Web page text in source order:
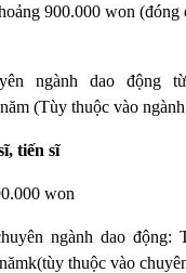
900.000 won (đóng
ngành dao động
(Tùy thuộc vào
tiến sĩ
won
ngành dao động:
thuộc vào